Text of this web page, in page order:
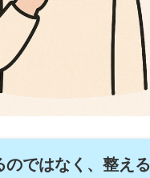
のではなく、整える